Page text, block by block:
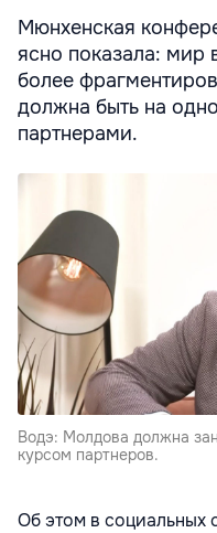
Мюнхенская
ясно показала: мир
более
должна быть на
партнерами.
Водэ: Молдова должна
курсом партнеров.
Об этом в социальных